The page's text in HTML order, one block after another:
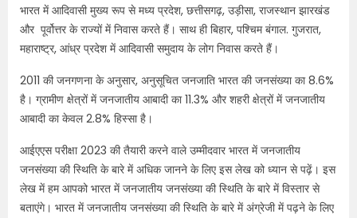
भारत में आदिवासी मुख्य रूप से मध्य प्रदेश, छत्तीसगढ़, उड़ीसा, राजस्थान झारखंड
और पूर्वोत्तर के राज्यों में निवास करते हैं। साथ ही बिहार, पश्चिम बंगाल. गुजरात,
महाराष्ट्र, आंध्र प्रदेश में आदिवासी समुदाय के लोग निवास करते हैं।
2011 की जनगणना के अनुसार, अनुसूचित जनजाति भारत की जनसंख्या का 8.6%
है। ग्रामीण क्षेत्रों में जनजातीय आबादी का 11.3% और शहरी क्षेत्रों में जनजातीय
आबादी का केवल 2.8% हिस्सा है।
आईएएस परीक्षा 2023 की तैयारी करने वाले उम्मीदवार भारत में जनजातीय
जनसंख्या की स्थिति के बारे में अधिक जानने के लिए इस लेख को ध्यान से पढ़ें। इस
लेख में हम आपको भारत में जनजातीय जनसंख्या की स्थिति के बारे में विस्तार से
बताएंगे। भारत में जनजातीय जनसंख्या की स्थिति के बारे में अंग्रेजी में पढ़ने के लिए